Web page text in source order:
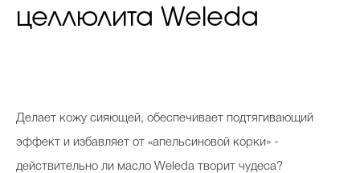
целлюлита Weleda
Делает кожу сияющей, обеспечивает подтягивающий
эффект и избавляет от «апельсиновой корки» -
действительно ли масло Weleda творит чудеса?